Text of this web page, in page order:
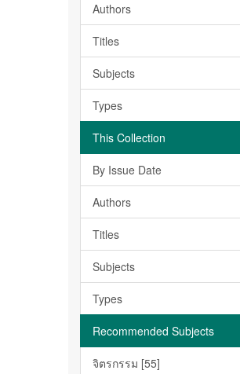
Authors
Titles
Subjects
Types
This Collection
By Issue Date
Authors
Titles
Subjects
Types
Recommended Subjects
จิตรกรรม [55]